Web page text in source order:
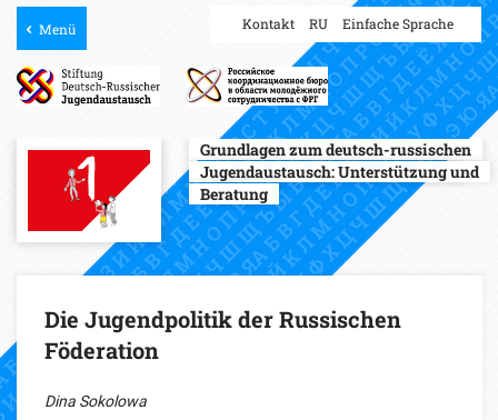
Menü Kontakt RU Einfache Sprache
Grundlagen zum deutsch-russischen
Jugendaustausch:Unterstützung und
Beratung
Die Jugendpolitik der Russischen
Föderation
Dina Sokolowa